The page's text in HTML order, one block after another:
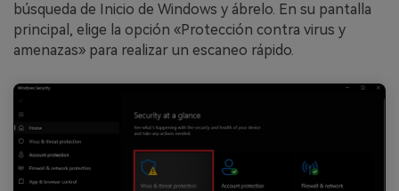
búsqueda de Inicio de Windows y ábrelo. En su pantalla
principal, elige la opción «Protección contra virus y
amenazas» para realizar un escaneo rápido.